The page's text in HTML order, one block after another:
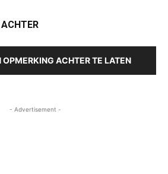
OPMERKING ACHTER TE LATEN
- Advertisement -